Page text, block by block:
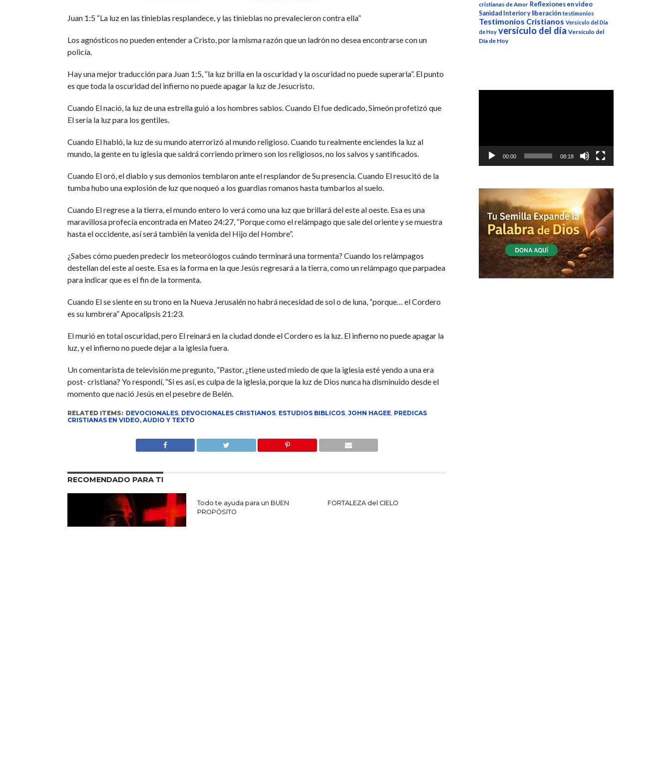
Juan 1:5 “La luz en las tinieblas resplandece, y las tinieblas no prevalecieron contra ella”
Los agnósticos no pueden entender a Cristo, por la misma razón que un ladrón no desea encontrarse con un
policía.
Hay una mejor traducción para Juan 1:5, “la luz brilla en la oscuridad y la oscuridad no puede superarla”. El punto
es que toda la oscuridad del infierno no puede apagar la luz de Jesucristo.
Cuando El nació, la luz de una estrella guió a los hombres sabios. Cuando El fue dedicado, Simeón profetizó que
El sería la luz para los gentiles.
Cuando El habló, la luz de su mundo aterrorizó al mundo religioso. Cuando tu realmente enciendes la luz al
mundo, la gente en tu iglesia que saldrá corriendo primero son los religiosos, no los salvos y santificados.
Cuando El oró, el diablo y sus demonios temblaron ante el resplandor de Su presencia. Cuando El resucitó de la
tumba hubo una explosión de luz que noqueó a los guardias romanos hasta tumbarlos al suelo.
Cuando El regrese a la tierra, el mundo entero lo verá como una luz que brillará del este al oeste. Esa es una
maravillosa profecía encontrada en Mateo 24:27, “Porque como el relámpago que sale del oriente y se muestra
hasta el occidente, así será también la venida del Hijo del Hombre”.
¿Sabes cómo pueden predecir los meteorólogos cuándo terminará una tormenta? Cuando los relámpagos
destellan del este al oeste. Esa es la forma en la que Jesús regresará a la tierra, como un relámpago que parpadea
para indicar que es el fin de la tormenta.
Cuando El se siente en su trono en la Nueva Jerusalén no habrá necesidad de sol o de luna, “porque… el Cordero
es su lumbrera” Apocalipsis 21:23.
El murió en total oscuridad, pero El reinará en la ciudad donde el Cordero es la luz. El infierno no puede apagar la
luz, y el infierno no puede dejar a la iglesia fuera.
Un comentarista de televisión me pregunto, “Pastor, ¿tiene usted miedo de que la iglesia esté yendo a una era
post- cristiana? Yo respondí, “Si es así, es culpa de la iglesia, porque la luz de Dios nunca ha disminuido desde el
momento que nació Jesús en el pesebre de Belén.
RELATED ITEMS: DEVOCIONALES, DEVOCIONALES CRISTIANOS, ESTUDIOS BIBLICOS, JOHN HAGEE, PREDICAS
CRISTIANAS EN VIDEO, AUDIO Y TEXTO
RECOMENDADO PARA TI
Todo te ayuda para un BUEN
PROPÓSITO
FORTALEZA del CIELO
cristianas de Amor Reflexiones en video
Sanidad Interior y liberación testimonios
Testimonios Cristianos Versículo del Dia
de Hoy versículo del día Versículo del
Día de Hoy
Reproductor
00:00 08:18